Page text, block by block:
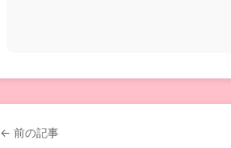
← 前の記事